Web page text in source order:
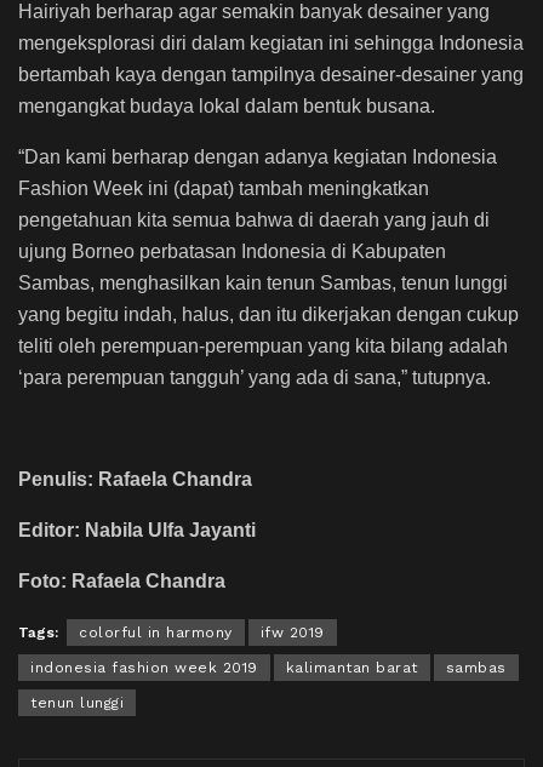
Hairiyah berharap agar semakin banyak desainer yang
mengeksplorasi diri dalam kegiatan ini sehingga Indonesia
bertambah kaya dengan tampilnya desainer-desainer yang
mengangkat budaya lokal dalam bentuk busana.
“Dan kami berharap dengan adanya kegiatan Indonesia
Fashion Week ini (dapat) tambah meningkatkan
pengetahuan kita semua bahwa di daerah yang jauh di
ujung Borneo perbatasan Indonesia di Kabupaten
Sambas, menghasilkan kain tenun Sambas, tenun lunggi
yang begitu indah, halus, dan itu dikerjakan dengan cukup
teliti oleh perempuan-perempuan yang kita bilang adalah
‘para perempuan tangguh’ yang ada di sana,” tutupnya.
Penulis: Rafaela Chandra
Editor: Nabila Ulfa Jayanti
Foto: Rafaela Chandra
Tags: colorful in harmony ifw 2019
indonesia fashion week 2019 kalimantan barat sambas
tenun lunggi